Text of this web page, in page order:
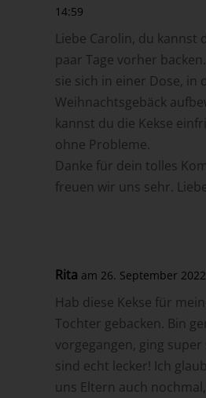
14:59
Liebe Carolin, du kannst
paar Tage vorher
sie sich in einer Dose, in
Weihnachtsgebäck
kannst du die Kekse
ohne Probleme.
Danke für dein tolles
freuen wir uns sehr.
Rita am 26. September
Hab diese Kekse für
Tochter gebacken. Bin
vorgegangen, ging
sind echt lecker! Ich
uns Eltern auch